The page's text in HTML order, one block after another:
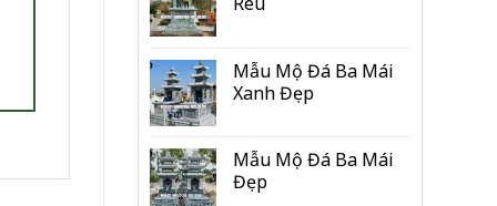
Mẫu Mộ Đá Ba Mái
Xanh Đẹp
Mẫu Mộ Đá Ba Mái
Đẹp